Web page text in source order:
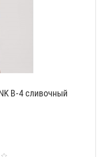
В-4 сливочный